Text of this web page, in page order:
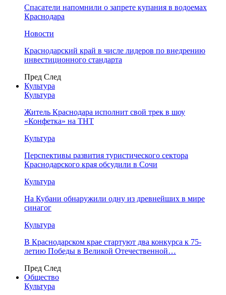
Спасатели напомнили о запрете купания в водоемах
Краснодара
Новости
Краснодарский край в числе лидеров по внедрению
инвестиционного стандарта
Пред След
Культура
Культура
Житель Краснодара исполнит свой трек в шоу
«Конфетка» на ТНТ
Культура
Перспективы развития туристического сектора
Краснодарского края обсудили в Сочи
Культура
На Кубани обнаружили одну из древнейших в мире
синагог
Культура
В Краснодарском крае стартуют два конкурса к 75-
летию Победы в Великой Отечественной…
Пред След
Общество
Культура